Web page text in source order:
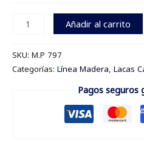
Añadir al carrito
SKU: M.P 797
Categorías: Línea Madera, Lacas
Pagos seguros